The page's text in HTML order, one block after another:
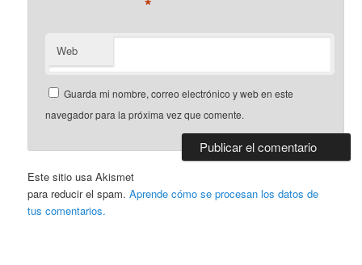
Web
Guarda mi nombre, correo electrónico y web en este
navegador para la próxima vez que comente.
Este sitio usa Akismet
para reducir el spam.Aprende cómo se procesan los datos de
tus comentarios.